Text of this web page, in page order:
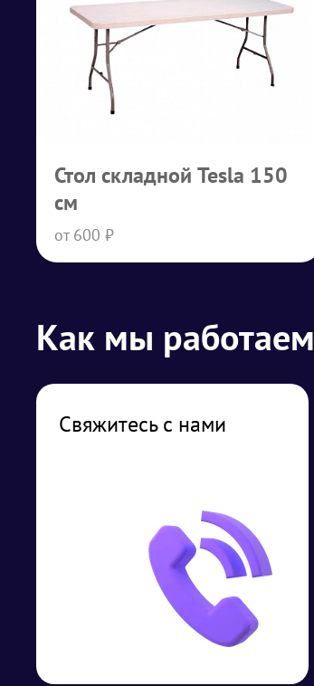
Стол складной Tesla 150
см
от 600 ₽
Как мы работаем
Свяжитесь с нами